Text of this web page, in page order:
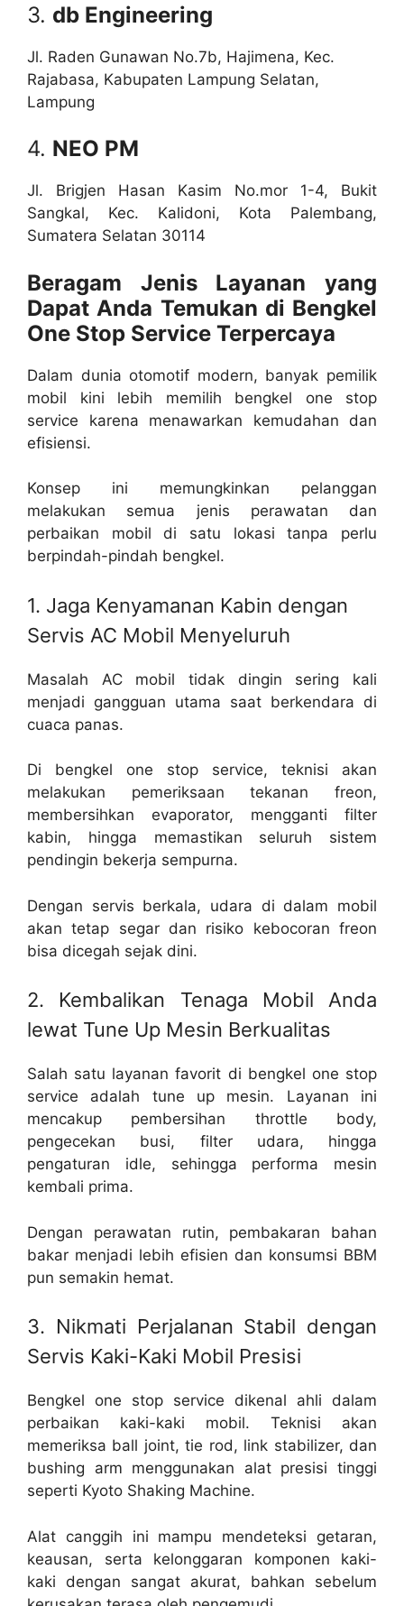
3. db Engineering
Jl. Raden Gunawan No.7b, Hajimena, Kec.
Rajabasa, Kabupaten Lampung Selatan,
Lampung
4. NEO PM
Jl. Brigjen Hasan Kasim No.mor 1-4, Bukit
Sangkal, Kec. Kalidoni, Kota Palembang,
Sumatera Selatan 30114
Beragam Jenis Layanan yang
Dapat Anda Temukan di Bengkel
One Stop Service Terpercaya
Dalam dunia otomotif modern, banyak pemilik
mobil kini lebih memilih bengkel one stop
service karena menawarkan kemudahan dan
efisiensi.
Konsep ini memungkinkan pelanggan
melakukan semua jenis perawatan dan
perbaikan mobil di satu lokasi tanpa perlu
berpindah-pindah bengkel.
1. Jaga Kenyamanan Kabin dengan
Servis AC Mobil Menyeluruh
Masalah AC mobil tidak dingin sering kali
menjadi gangguan utama saat berkendara di
cuaca panas.
Di bengkel one stop service, teknisi akan
melakukan pemeriksaan tekanan freon,
membersihkan evaporator, mengganti filter
kabin, hingga memastikan seluruh sistem
pendingin bekerja sempurna.
Dengan servis berkala, udara di dalam mobil
akan tetap segar dan risiko kebocoran freon
bisa dicegah sejak dini.
2. Kembalikan Tenaga Mobil Anda
lewat Tune Up Mesin Berkualitas
Salah satu layanan favorit di bengkel one stop
service adalah tune up mesin. Layanan ini
mencakup pembersihan throttle body,
pengecekan busi, filter udara, hingga
pengaturan idle, sehingga performa mesin
kembali prima.
Dengan perawatan rutin, pembakaran bahan
bakar menjadi lebih efisien dan konsumsi BBM
pun semakin hemat.
3. Nikmati Perjalanan Stabil dengan
Servis Kaki-Kaki Mobil Presisi
Bengkel one stop service dikenal ahli dalam
perbaikan kaki-kaki mobil. Teknisi akan
memeriksa ball joint, tie rod, link stabilizer, dan
bushing arm menggunakan alat presisi tinggi
seperti Kyoto Shaking Machine.
Alat canggih ini mampu mendeteksi getaran,
keausan, serta kelonggaran komponen kaki-
kaki dengan sangat akurat, bahkan sebelum